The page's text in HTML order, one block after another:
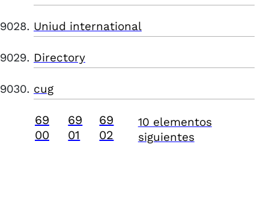
Uniud international
Directory
cug
69
00
69
01
69
02
10 elementos
siguientes